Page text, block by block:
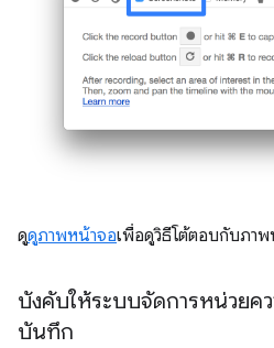
ดูดูภาพหน้าจอเพื่อดูวิธีโต้ตอบกับภา
บังคับให้ระบบจัดการหน่วยค
บันทึก